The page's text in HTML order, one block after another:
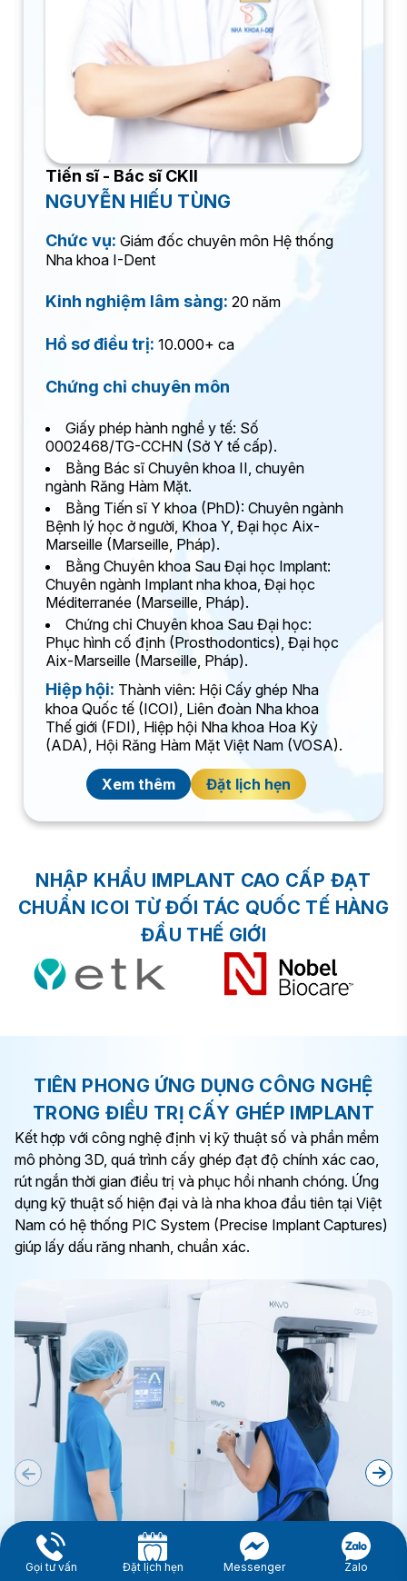
Gọi tư vấn Đặt lịch hẹn Messenger Zalo
Tiến sĩ - Bác sĩ CKII
NGUYỄN HIẾU TÙNG
Chức vụ: Giám đốc chuyên môn Hệ thống
Nha khoa I-Dent
Kinh nghiệm lâm sàng: 20 năm
Hồ sơ điều trị: 10.000+ ca
Chứng chỉ chuyên môn
Giấy phép hành nghề y tế: Số
0002468/TG-CCHN (Sở Y tế cấp).
Bằng Bác sĩ Chuyên khoa II, chuyên
ngành Răng Hàm Mặt.
Bằng Tiến sĩ Y khoa (PhD): Chuyên ngành
Bệnh lý học ở người, Khoa Y, Đại học Aix-
Marseille (Marseille, Pháp).
Bằng Chuyên khoa Sau Đại học Implant:
Chuyên ngành Implant nha khoa, Đại học
Méditerranée (Marseille, Pháp).
Chứng chỉ Chuyên khoa Sau Đại học:
Phục hình cố định (Prosthodontics), Đại học
Aix-Marseille (Marseille, Pháp).
Hiệp hội: Thành viên: Hội Cấy ghép Nha
khoa Quốc tế (ICOI), Liên đoàn Nha khoa
Thế giới (FDI), Hiệp hội Nha khoa Hoa Kỳ
(ADA), Hội Răng Hàm Mặt Việt Nam (VOSA).
Xem thêm Đặt lịch hẹn
NHẬP KHẨU IMPLANT CAO CẤP ĐẠT
CHUẨN ICOI TỪ ĐỐI TÁC QUỐC TẾ HÀNG
ĐẦU THẾ GIỚI
TIÊN PHONG ỨNG DỤNG CÔNG NGHỆ
TRONG ĐIỀU TRỊ CẤY GHÉP IMPLANT
Kết hợp với công nghệ định vị kỹ thuật số và phần mềm
mô phỏng 3D, quá trình cấy ghép đạt độ chính xác cao,
rút ngắn thời gian điều trị và phục hồi nhanh chóng. Ứng
dụng kỹ thuật số hiện đại và là nha khoa đầu tiên tại Việt
Nam có hệ thống PIC System (Precise Implant Captures)
giúp lấy dấu răng nhanh, chuẩn xác.
Công nghệ chẩn đoán hình ảnh